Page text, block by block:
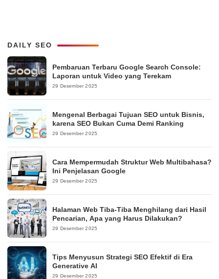
DAILY SEO
Pembaruan Terbaru Google Search Console:
Laporan untuk Video yang Terekam
29 Desember 2025
Mengenal Berbagai Tujuan SEO untuk Bisnis,
karena SEO Bukan Cuma Demi Ranking
29 Desember 2025
Cara Mempermudah Struktur Web Multibahasa?
Ini Penjelasan Google
29 Desember 2025
Halaman Web Tiba-Tiba Menghilang dari Hasil
Pencarian, Apa yang Harus Dilakukan?
29 Desember 2025
Tips Menyusun Strategi SEO Efektif di Era
Generative AI
29 Desember 2025